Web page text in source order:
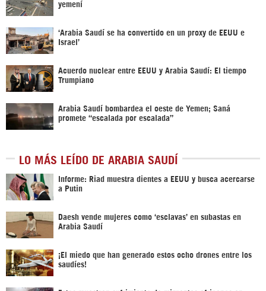
yemení
‘Arabia Saudí se ha convertido en un proxy de EEUU e
Israel’
Acuerdo nuclear entre EEUU y Arabia Saudí: El tiempo
Trumpiano
Arabia Saudí bombardea el oeste de Yemen; Saná
promete “escalada por escalada”
LO MÁS LEÍDO DE ARABIA SAUDÍ
Informe: Riad muestra dientes a EEUU y busca acercarse
a Putin
Daesh vende mujeres como ‘esclavas’ en subastas en
Arabia Saudí
¡El miedo que han generado estos ocho drones entre los
saudíes!